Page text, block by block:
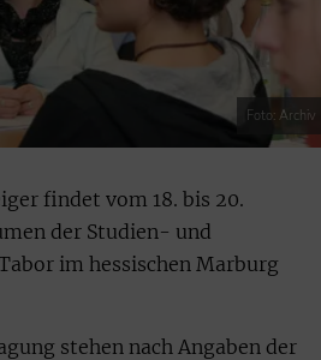
Foto: Archiv
findet vom 18. bis 20.
der Studien- und
im hessischen Marburg
stehen nach Angaben der